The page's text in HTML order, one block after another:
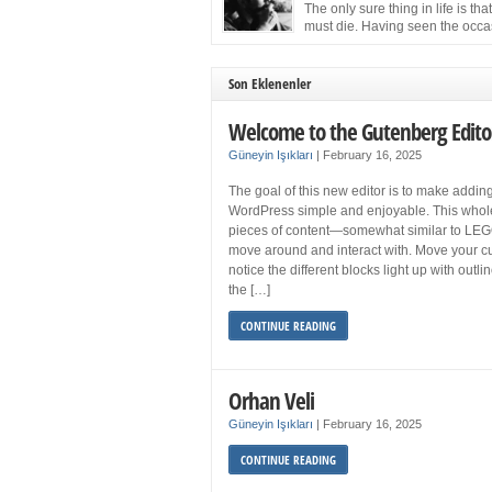
and still feel fatigued when your […]
The only sure thing in life is that
must die. Having seen the
the Cuban Revolution would succumb to that
Son Eklenenler
Welcome to the Gutenberg
Güneyin Işıkları February 16, 2025
The goal of this new editor is to make
WordPress simple and enjoyable. This
pieces of content—somewhat similar to
move around and interact with. Move your
notice the different blocks light up with
the […]
CONTINUE READING
Orhan Veli
Güneyin Işıkları February 16, 2025
CONTINUE READING